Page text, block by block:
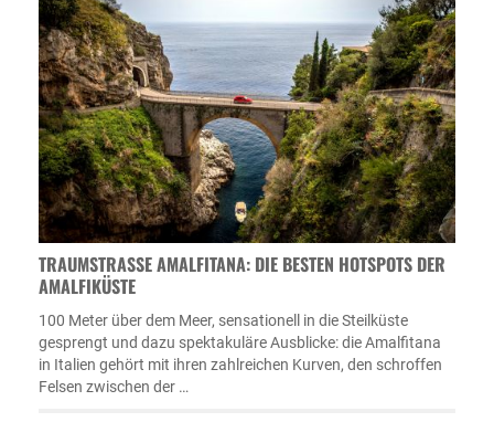
TRAUMSTRASSE AMALFITANA: DIE BESTEN HOTSPOTS DER A
MALFIKÜSTE
100 Meter über dem Meer, sensationell in die Steilküste
gesprengt und dazu spektakuläre Ausblicke: die Amalfitana
in Italien gehört mit ihren zahlreichen Kurven, den schroffen
Felsen zwischen der …